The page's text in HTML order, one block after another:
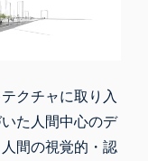
クチャに取り入
た人間中心のデ
間の視覚的・認